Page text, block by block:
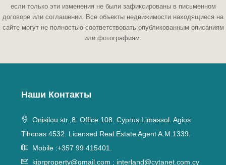
если только эти изменения не были зафиксированы в письменном
договоре или соглашении. Все объекты недвижимости находящиеся на
сайте могут не полностью соответствовать опубликованным описаниям
или фотографиям.
Наши Контакты
Onisilou str.,8. Office 108. Cyprus.Limassol. Agios
Tihonas 4532. Licensed Real Estate Agent A.M.1339.
Mobile :+357 99 415401.
kiprproperty@gmail.com ; interland@cytanet.com.cy